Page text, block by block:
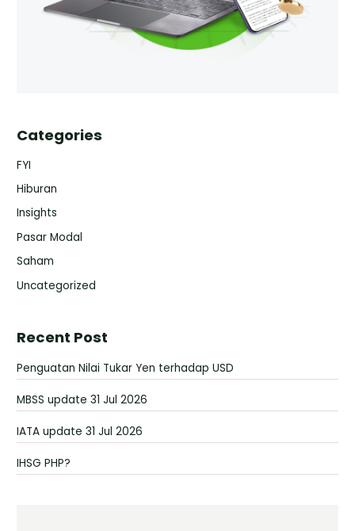
Categories
FYI
Hiburan
Insights
Pasar Modal
Saham
Uncategorized
Recent Post
Penguatan Nilai Tukar Yen terhadap USD
MBSS update 31 Jul 2026
IATA update 31 Jul 2026
IHSG PHP?